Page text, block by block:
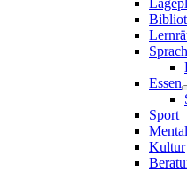
Essen
Sport
Kultur